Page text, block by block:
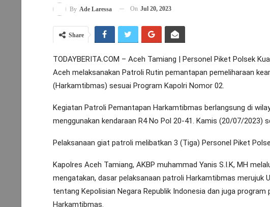
By Ade Laressa On Jul 20, 2023
Share
TODAYBERITA.COM – Aceh Tamiang | Personel Piket Polsek
Aceh melaksanakan Patroli Rutin pemantapan pemeliharaan
(Harkamtibmas) sesuai Program Kapolri Nomor 02.
Kegiatan Patroli Pemantapan Harkamtibmas berlangsung di
menggunakan kendaraan R4 No Pol 20-41. Kamis (20/07/2023)
Pelaksanaan giat patroli melibatkan 3 (Tiga) Personel Piket
Kapolres Aceh Tamiang, AKBP muhammad Yanis S.I.K, MH
mengatakan, dasar pelaksanaan patroli Harkamtibmas merujuk
tentang Kepolisian Negara Republik Indonesia dan juga
Harkamtibmas.